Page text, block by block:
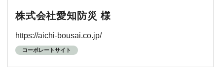
株式会社愛知防災 様
https://aichi-bousai.co.jp/
コーポレートサイト